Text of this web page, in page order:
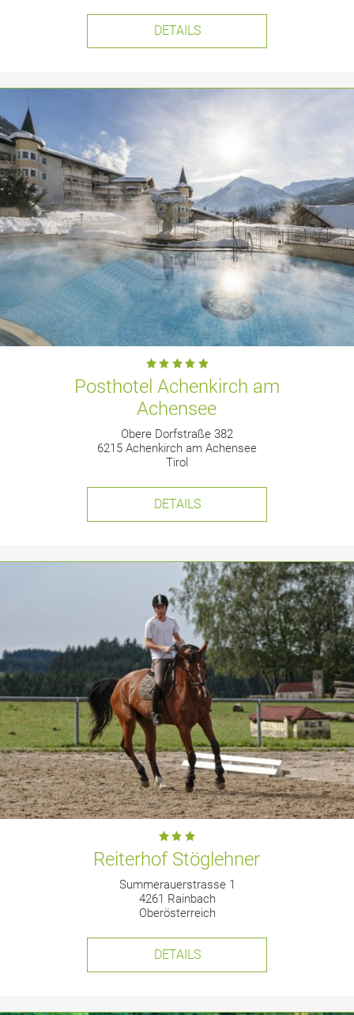
DETAILS
Posthotel Achenkirch am
Achensee
Obere Dorfstraße 382
6215 Achenkirch am Achensee
Tirol
DETAILS
Reiterhof Stöglehner
Summerauerstrasse 1
4261 Rainbach
Oberösterreich
DETAILS